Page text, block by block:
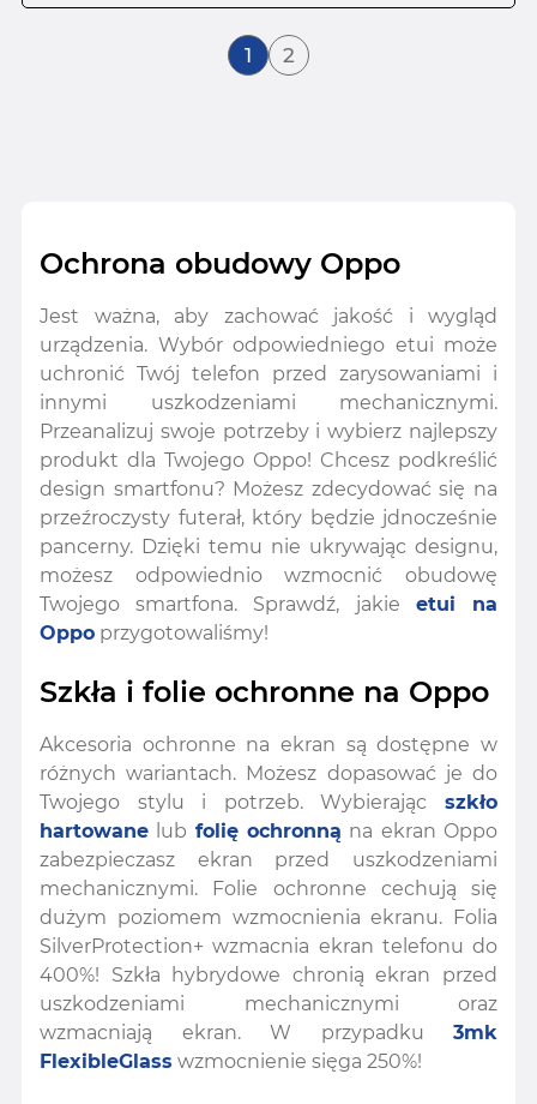
Aktualnie czytasz stronę
1 Strona
2
Ochrona obudowy Oppo
Jest ważna, aby zachować jakość i wygląd
urządzenia. Wybór odpowiedniego etui może
uchronić Twój telefon przed zarysowaniami i
innymi uszkodzeniami mechanicznymi.
Przeanalizuj swoje potrzeby i wybierz najlepszy
produkt dla Twojego Oppo! Chcesz podkreślić
design smartfonu? Możesz zdecydować się na
przeźroczysty futerał, który będzie jdnocześnie
pancerny. Dzięki temu nie ukrywając designu,
możesz odpowiednio wzmocnić obudowę
Twojego smartfona. Sprawdź, jakie etui na
Oppo przygotowaliśmy!
Szkła i folie ochronne na Oppo
Akcesoria ochronne na ekran są dostępne w
różnych wariantach. Możesz dopasować je do
Twojego stylu i potrzeb. Wybierając szkło
hartowane lub folię ochronną na ekran Oppo
zabezpieczasz ekran przed uszkodzeniami
mechanicznymi. Folie ochronne cechują się
dużym poziomem wzmocnienia ekranu. Folia
SilverProtection+ wzmacnia ekran telefonu do
400%! Szkła hybrydowe chronią ekran przed
uszkodzeniami mechanicznymi oraz
wzmacniają ekran. W przypadku 3mk
FlexibleGlass wzmocnienie sięga 250%!